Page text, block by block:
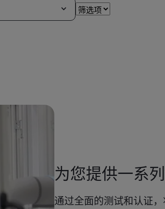
为您提供一系
通过全面的测试和认证